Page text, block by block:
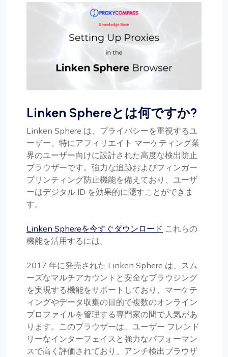
Linken Sphereとは何ですか?
Linken Sphere は、プライバシーを重視するユ
ーザー、特にアフィリエイト マーケティング業
界のユーザー向けに設計された高度な検出防止
ブラウザーです。強力な追跡およびフィンガー
プリンティング防止機能を備えており、ユーザ
ーはデジタル ID を効果的に隠すことができま
す。
Linken Sphereを今すぐダウンロード これらの
機能を活用するには。
2017 年に発売された Linken Sphere は、スム
ーズなマルチアカウントと安全なブラウジング
を実現する機能をサポートしており、マーケテ
ィングやデータ収集の目的で複数のオンライン
プロファイルを管理する専門家の間で人気があ
ります。このブラウザーは、ユーザー フレンド
リーなインターフェイスと強力なパフォーマン
スで高く評価されており、アンチ検出ブラウザ